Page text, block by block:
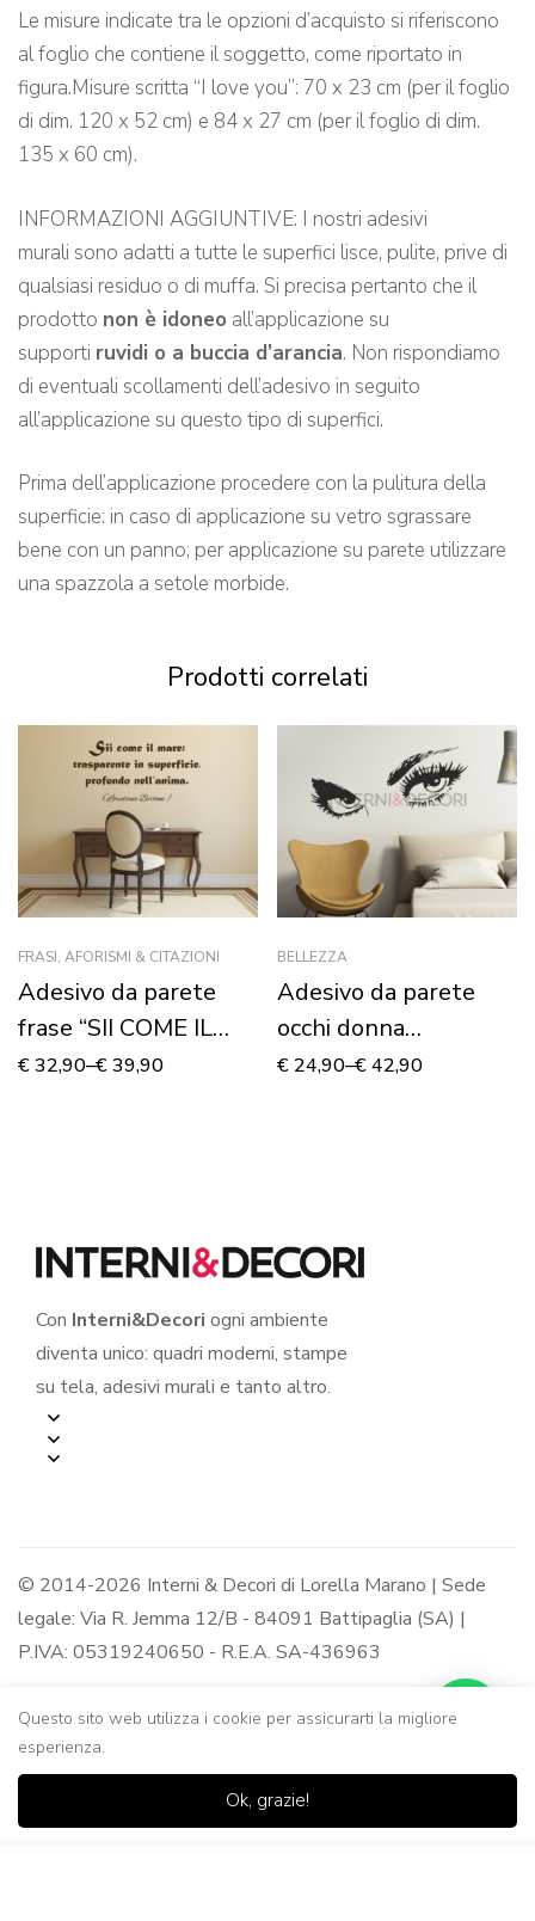
Le misure indicate tra le opzioni d’acquisto si riferiscono
al foglio che contiene il soggetto, come riportato in
figura.Misure scritta “I love you”: 70 x 23 cm (per il foglio
di dim. 120 x 52 cm) e 84 x 27 cm (per il foglio di dim.
135 x 60 cm).
INFORMAZIONI AGGIUNTIVE: I nostri adesivi
murali sono adatti a tutte le superfici lisce, pulite, prive di
qualsiasi residuo o di muffa. Si precisa pertanto che il
prodotto non è idoneo all’applicazione su
supporti ruvidi o a buccia d’arancia. Non rispondiamo
di eventuali scollamenti dell’adesivo in seguito
all’applicazione su questo tipo di superfici.
Prima dell’applicazione procedere con la pulitura della
superficie: in caso di applicazione su vetro sgrassare
bene con un panno; per applicazione su parete utilizzare
una spazzola a setole morbide.
Prodotti correlati
FRASI, AFORISMI & CITAZIONI
Adesivo da parete
frase “SII COME IL
MARE…”
€32,90–€39,90
BELLEZZA
Adesivo da parete
occhi donna
“BEAUTIFUL EYES”
€ 24,90–€42,90
Con Interni&Decori ogni ambiente
diventa unico: quadri moderni, stampe
su tela, adesivi murali e tanto altro.
© 2014-2026 Interni & Decori di Lorella Marano | Sede
legale: Via R. Jemma 12/B - 84091 Battipaglia (SA) |
P.IVA: 05319240650 - R.E.A. SA-436963
Questo sito web utilizza i cookie per assicurarti la migliore
esperienza.
Ok, grazie!
Casa Negozio
0
Lista dei Carrello Ricerca